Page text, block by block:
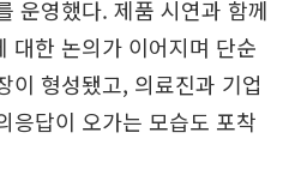
운영했다. 제품 시연과 함께
대한 논의가 이어지며 단순
이 형성됐고, 의료진과 기업
응답이 오가는 모습도 포착